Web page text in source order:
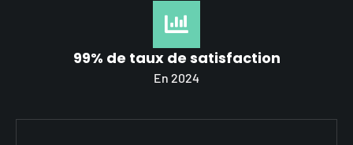
99% de taux de satisfaction
En 2024